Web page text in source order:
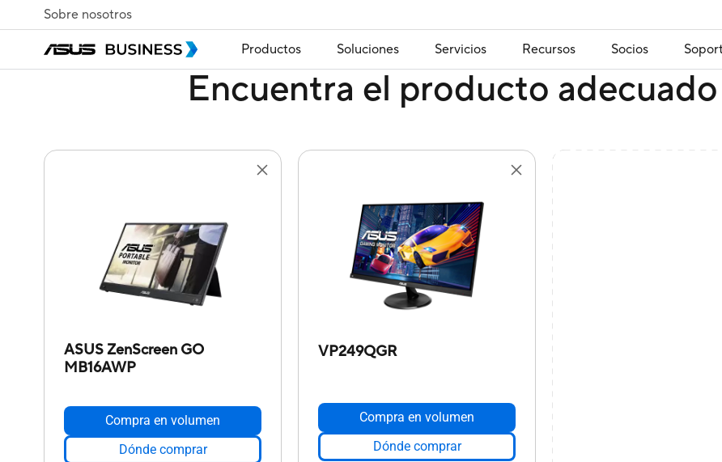
Sobre nosotros
Productos Soluciones Servicios Recursos Socios
Encuentra el producto
ASUS ZenScreen GO
MB16AWP
Compra en volumen
Dónde comprar
VP249QGR
Compra en volumen
Dónde comprar